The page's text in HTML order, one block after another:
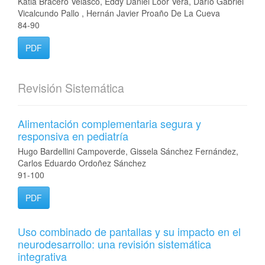
Vicalcundo Pallo , Hernán Javier Proaño De La Cueva
84-90
PDF
Revisión Sistemática
Alimentación complementaria segura y
responsiva en pediatría
Hugo Bardellini Campoverde, Gissela Sánchez Fernández,
Carlos Eduardo Ordoñez Sánchez
91-100
PDF
Uso combinado de pantallas y su impacto en el
neurodesarrollo: una revisión sistemática
integrativa